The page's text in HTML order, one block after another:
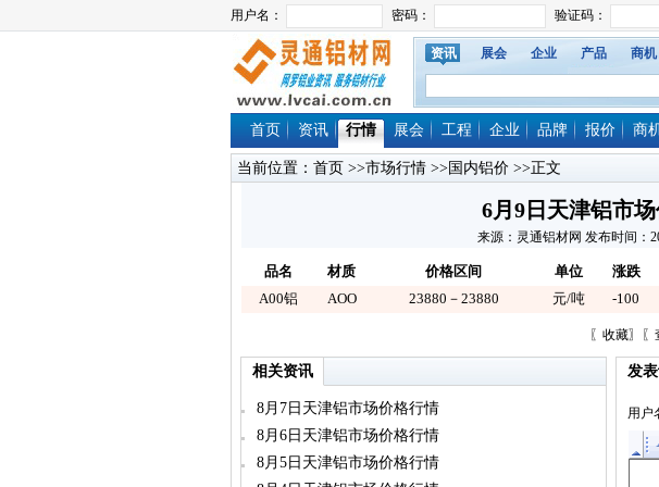
资讯 展会 企业 产品 商机
首页 资讯 行情 展会 工程 企业 品牌 报价 商
当前位置： 首页 >>市场行情 >>国内铝价 >>正文
6月9日天津铝市
来源：灵通铝材网 发布时间：
品名 材质 价格区间 单位 涨跌
A00铝
AOO 23880－23880 元/吨 -100
〖 收藏〗〖
相关资讯
8月7日天津铝市场价格行情
8月6日天津铝市场价格行情
8月5日天津铝市场价格行情
发
用户